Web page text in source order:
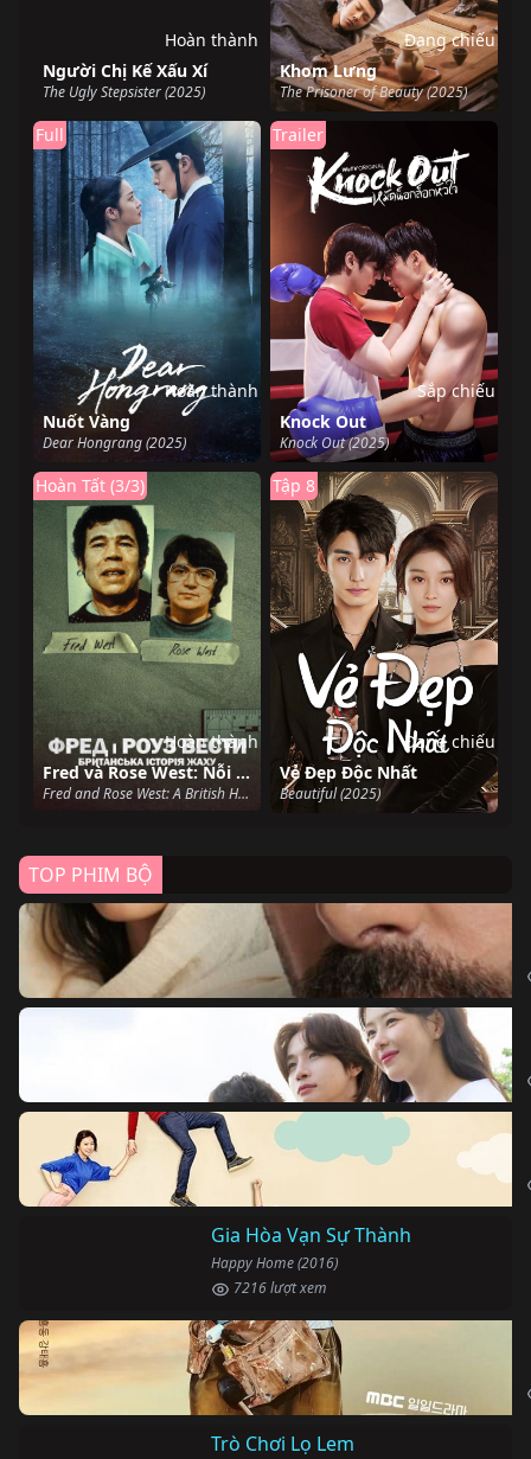
Người Chị Kế Xấu Xí
The Ugly Stepsister (2025)
Hoàn thành
Khom Lưng
The Prisoner of Beauty (2025)
Đang chiếu
Nuốt Vàng
Dear Hongrang (2025)
Full
Hoàn thành
Knock Out
Knock Out (2025)
Trailer
Sắp chiếu
Fred và Rose West: Nỗi kinh hoàng nước Anh
Fred and Rose West: A British Horror Story (2025)
Hoàn Tất (3/3)
Hoàn thành
Vẻ Đẹp Độc Nhất
Beautiful (2025)
Tập 8
Đang chiếu
TOP PHIM BỘ
Gia Hòa Vạn Sự Thành
Happy Home (2016)
7216 lượt xem
Trò Chơi Lọ Lem